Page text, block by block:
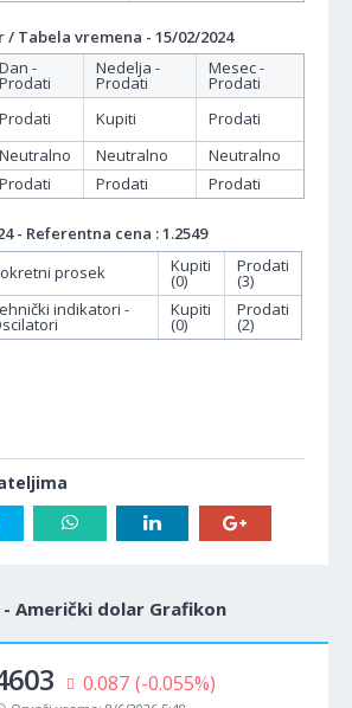
/ Tabela vremena - 15/02/2024
Dan -
Prodati
Nedelja -
Prodati
Mesec -
Prodati
Prodati Kupiti
Prodati
Neutralno Neutralno
Neutralno
Prodati Prodati Prodati
- Referentna cena : 1.2549
prosek Kupiti
(0)
Prodati
(3)
indikatori -
Kupiti
(0)
Prodati
(2)
- Američki dolar Grafikon
0.087 (-0.055%)